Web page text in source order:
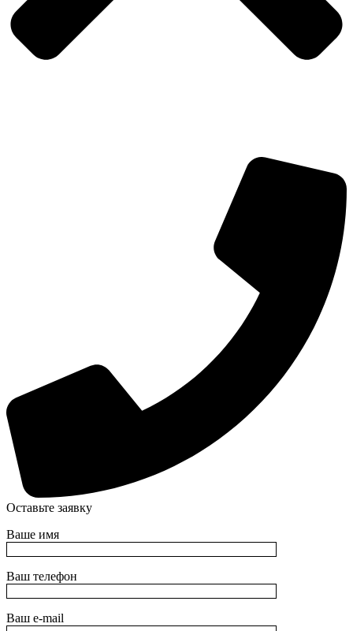
Оставьте заявку
Ваше имя
Ваш телефон
Ваш e-mail